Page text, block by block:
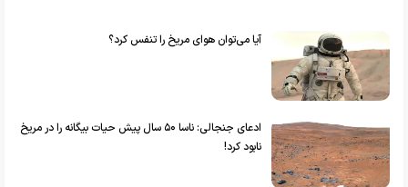
آیا می‌توان هوای مریخ را تنفس کرد؟
ادعای جنجالی: ناسا ۵۰ سال پیش حیات بیگانه را در مریخ
نابود کرد!